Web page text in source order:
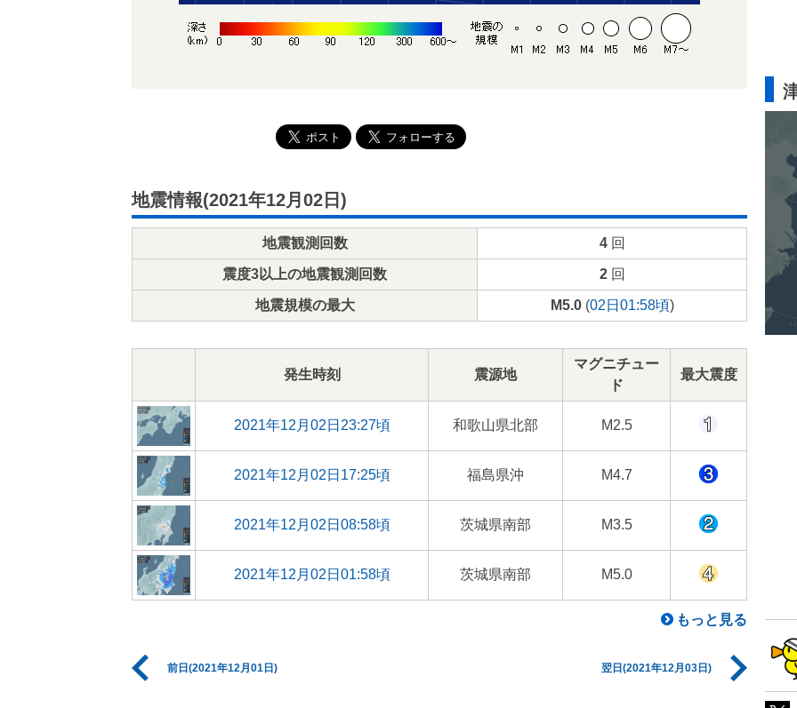
地震情報(2021年12月02日)
地震観測回数 4回
震度3以上の地震観測回数 2回
地震規模の最大 M5.0(02日01:58頃)
発生時刻 震源地
マグニチュー
ド
最大震度
2021年12月02日23:27頃 和歌山県北部 M2.5
2021年12月02日17:25頃 福島県沖 M4.7
2021年12月02日08:58頃 茨城県南部 M3.5
2021年12月02日01:58頃 茨城県南部 M5.0
もっと見る
前日(2021年12月01日) 翌日(2021年12月03日)